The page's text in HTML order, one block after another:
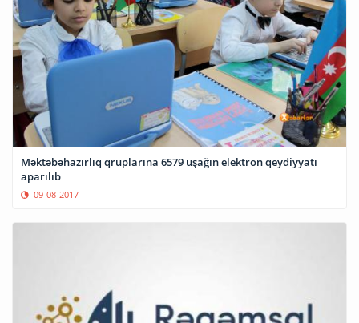
Məktəbəhazırlıq qruplarına 6579 uşağın elektron qeydiyyatı
aparılıb
09-08-2017